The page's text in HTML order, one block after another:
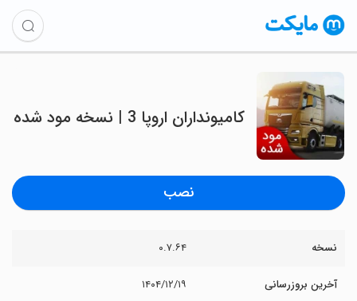
کامیونداران اروپا 3 | نسخه مود شده
نصب
نسخه ۰.۷.۶۴
آخرین بروزرسانی ۱۴۰۴/۱۲/۱۹